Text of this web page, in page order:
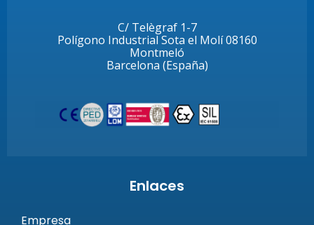
C/ Telègraf 1-7
Polígono Industrial Sota el Molí 08160
Montmeló
Barcelona (España)
Enlaces
Empresa